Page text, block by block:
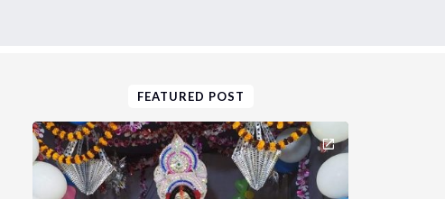
FEATURED POST